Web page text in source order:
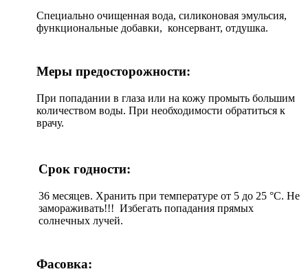
Cпециально очищенная вода, силиконовая эмульсия,
функциональные добавки, консервант, отдушка.
Меры предосторожности:
При попадании в глаза или на кожу промыть большим
количеством воды. При необходимости обратиться к
врачу.
Срок годности:
36 месяцев. Хранить при температуре от 5 до 25 °С. Не
замораживать!!! Избегать попадания прямых
солнечных лучей.
Фасовка: